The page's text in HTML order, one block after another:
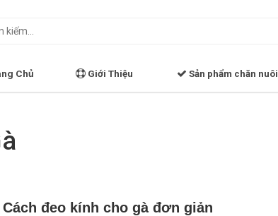
Chủ Giới Thiệu Sản phẩm chăn nuôi
đeo kính cho gà đơn giản